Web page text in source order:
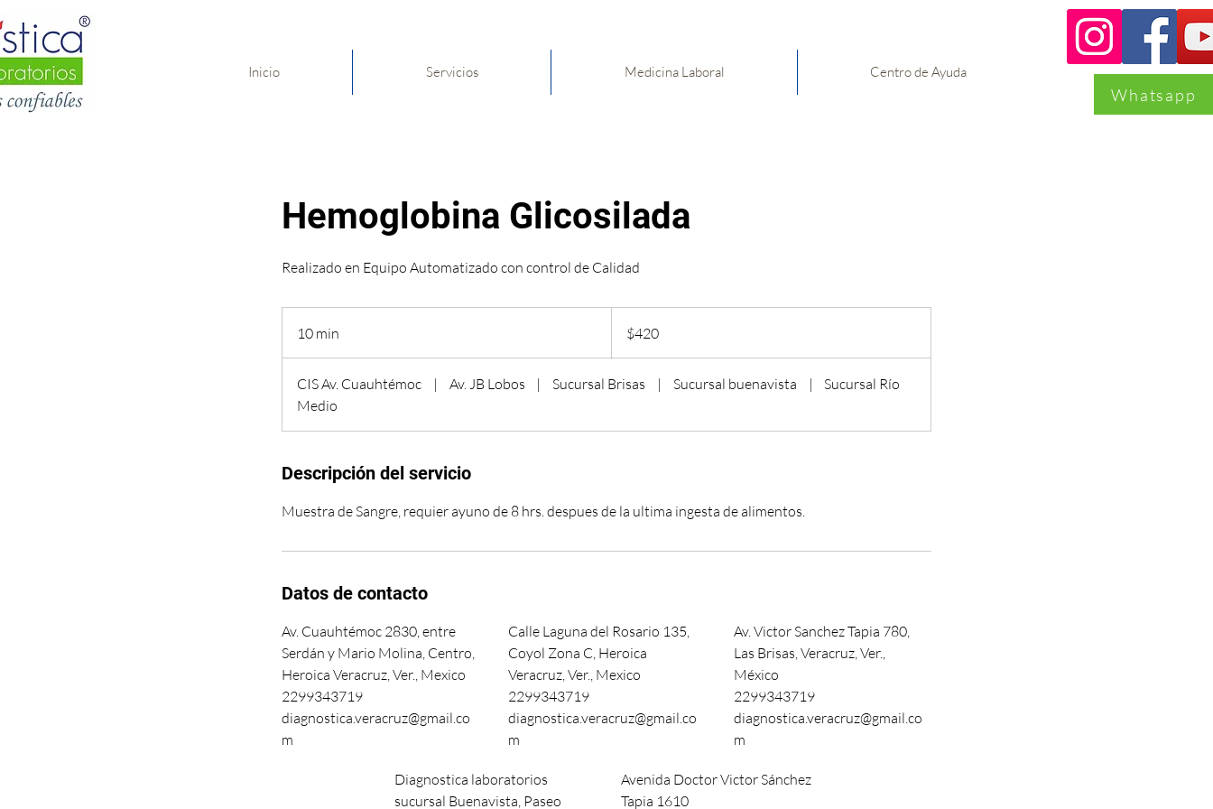
Inicio Servicios Medicina Laboral Centro de Ayuda
Whatsapp
Hemoglobina Glicosilada
Realizado en Equipo Automatizado con control de Calidad
10 min
0
mexicanos
$420
CIS Av. Cuauhtémoc | Av. JB Lobos | Sucursal Brisas | Sucursal buenavista |
Sucursal Río
Medio
Descripción del servicio
Muestra de Sangre, requier ayuno de 8 hrs. despues de la ultima ingesta de alimentos.
Datos de contacto
Av. Cuauhtémoc 2830, entre
Serdán y Mario Molina, Centro,
Heroica Veracruz, Ver., Mexico
2299343719
diagnostica.veracruz@gmail.co
m
Calle Laguna del Rosario 135,
Coyol Zona C, Heroica
Veracruz, Ver., Mexico
2299343719
diagnostica.veracruz@gmail.co
m
Av. Victor Sanchez Tapia 780,
Las Brisas, Veracruz, Ver.,
México
2299343719
diagnostica.veracruz@gmail.co
m
Diagnostica laboratorios
sucursal Buenavista, Paseo
Avenida Doctor Victor Sánchez
Tapia 1610